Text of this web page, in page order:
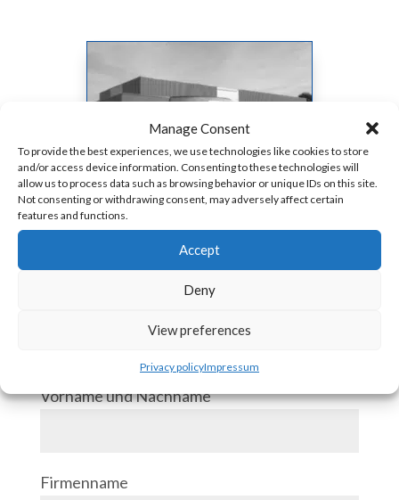
Manage Consent
To provide the best experiences, we use technologies like cookies to store
and/or access device information. Consenting to these technologies will
allow us to process data such as browsing behavior or unique IDs on this site.
Not consenting or withdrawing consent, may adversely affect certain
features and functions.
Accept
Deny
View preferences
Privacy policyImpressum
KONTAKTIEREN SIE UNS
Vorname und Nachname
Firmenname